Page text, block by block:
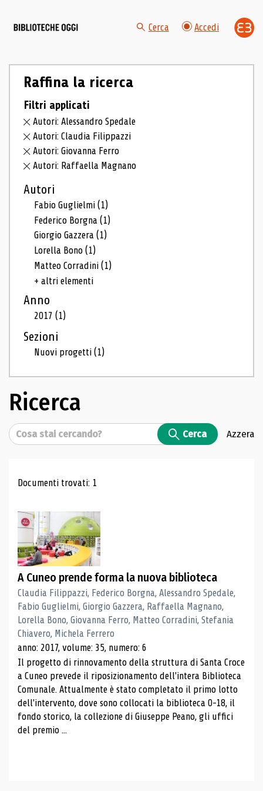
Cerca Accedi
Raffina la ricerca
Filtri applicati
Autori: Alessandro Spedale
Autori: Claudia Filippazzi
Autori: Giovanna Ferro
Autori: Raffaella Magnano
Autori
Fabio Guglielmi(1)
Federico Borgna(1)
Giorgio Gazzera(1)
Lorella Bono(1)
Matteo Corradini(1)
+ altri elementi
Anno
2017(1)
Sezioni
Nuovi progetti(1)
Ricerca
Cerca Cerca Azzera
Risultati di ricerca
Documenti trovati: 1
A Cuneo prende forma la nuova biblioteca
Claudia Filippazzi, Federico Borgna, Alessandro Spedale,
Fabio Guglielmi, Giorgio Gazzera, Raffaella Magnano,
Lorella Bono, Giovanna Ferro, Matteo Corradini, Stefania
Chiavero, Michela Ferrero
anno: 2017, volume: 35, numero: 6
Il progetto di rinnovamento della struttura di Santa Croce
a Cuneo prevede il riposizionamento dell'intera Biblioteca
Comunale. Attualmente è stato completato il primo lotto
dell'intervento, dove sono collocati la biblioteca 0-18, il
fondo storico, la collezione di Giuseppe Peano, gli uffici
del premio ...